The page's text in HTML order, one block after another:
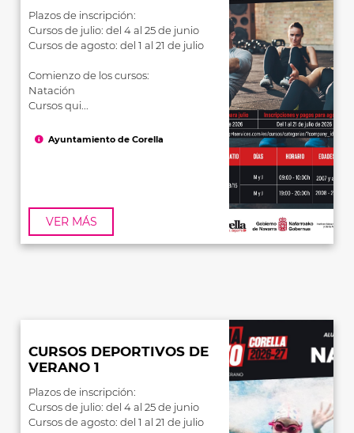
Plazos de inscripción:
Cursos de julio: del 4 al 25 de junio
Cursos de agosto: del 1 al 21 de julio
Comienzo de los cursos:
Natación
Cursos qui...
VER MÁS
Ayuntamiento de Corella
CURSOS DEPORTIVOS DE
VERANO 1
Plazos de inscripción:
Cursos de julio: del 4 al 25 de junio
Cursos de agosto: del 1 al 21 de julio